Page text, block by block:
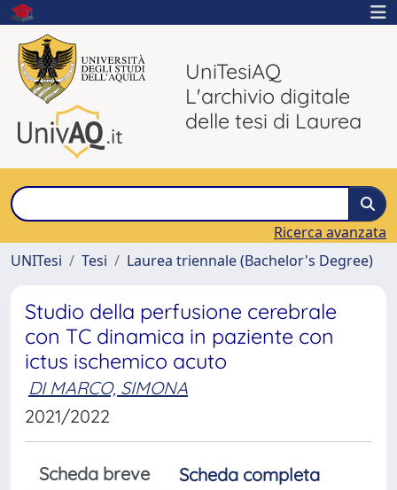
UniTesiAQ
L'archivio digitale
delle tesi di Laurea
Ricerca avanzata
UNITesi
Tesi Laurea triennale (Bachelor's Degree)
Studio della perfusione cerebrale
con TC dinamica in paziente con
ictus ischemico acuto
DI MARCO, SIMONA
2021/2022
Scheda breve
Scheda completa